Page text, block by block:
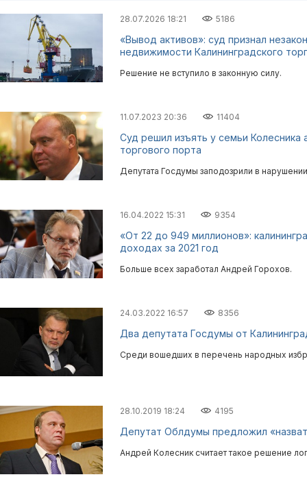
28.07.2026 18:21 5186
«Вывод активов»: суд признал
недвижимости Калининградского
Решение не вступило в законную силу.
11.07.2023 20:36 11404
Суд решил изъять у семьи Колесника
торгового порта
Депутата Госдумы заподозрили в
16.04.2022 15:31 9354
«От 22 до 949 миллионов»:
доходах за 2021 год
Больше всех заработал Андрей Горохов.
24.03.2022 16:57 8356
Два депутата Госдумы от
Среди вошедших в перечень народных
28.10.2019 18:24 4195
Депутат Облдумы предложил
Андрей Колесник считает такое решение